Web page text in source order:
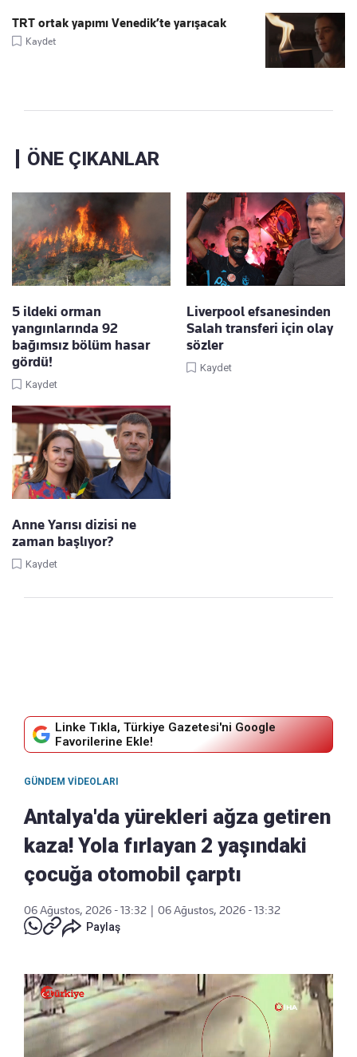
TRT ortak yapımı Venedik’te yarışacak
Kaydet
ÖNE ÇIKANLAR
5 ildeki orman
yangınlarında 92
bağımsız bölüm hasar
gördü!
Kaydet
Liverpool efsanesinden
Salah transferi için olay
sözler
Kaydet
Anne Yarısı dizisi ne
zaman başlıyor?
Kaydet
Linke Tıkla, Türkiye Gazetesi'ni Google
Favorilerine Ekle!
GÜNDEM VIDEOLARI
Antalya'da yürekleri ağza getiren
kaza! Yola fırlayan 2 yaşındaki
çocuğa otomobil çarptı
06 Ağustos, 2026 - 13:32
06 Ağustos, 2026 - 13:32
Paylaş